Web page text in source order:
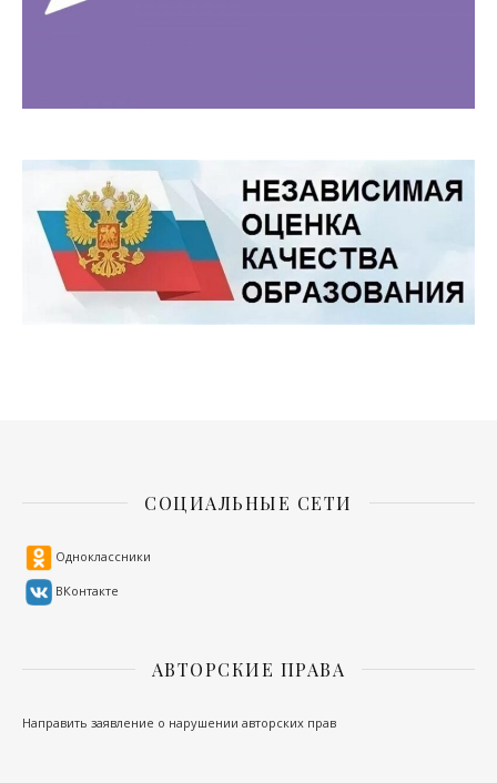
СОЦИАЛЬНЫЕ СЕТИ
Одноклассники
ВКонтакте
АВТОРСКИЕ ПРАВА
Направить заявление о нарушении авторских прав